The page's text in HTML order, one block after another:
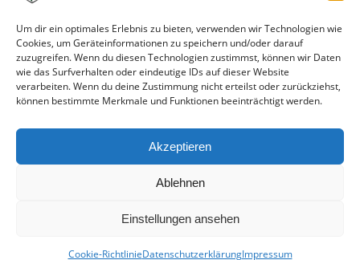
Um dir ein optimales Erlebnis zu bieten, verwenden wir Technologien wie
Cookies, um Geräteinformationen zu speichern und/oder darauf
zuzugreifen. Wenn du diesen Technologien zustimmst, können wir Daten
wie das Surfverhalten oder eindeutige IDs auf dieser Website
verarbeiten. Wenn du deine Zustimmung nicht erteilst oder zurückziehst,
können bestimmte Merkmale und Funktionen beeinträchtigt werden.
Akzeptieren
Ablehnen
Einstellungen ansehen
Cookie-RichtlinieDatenschutzerklärungImpressum
23
24 25 26 27 28
30
31
« Apr.
Juni »
ARCHIV